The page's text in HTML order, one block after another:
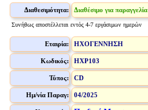
Διαθεσιμότητα: Διαθέσιμο για παραγγελία
Συνήθως αποστέλλεται εντός 4-7 εργάσιμων ημερών
Εταιρία: ΗΧΟΓΕΝΝΗΣΗ
Κωδικός: HXP103
Τύπος: CD
Ημ/νία Παραγ: 04/2025